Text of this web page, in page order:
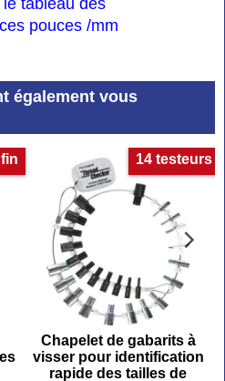
tableau des
pouces /mm
également vous
14 testeurs
Chapelet de gabarits à
visser pour identification
rapide des tailles de